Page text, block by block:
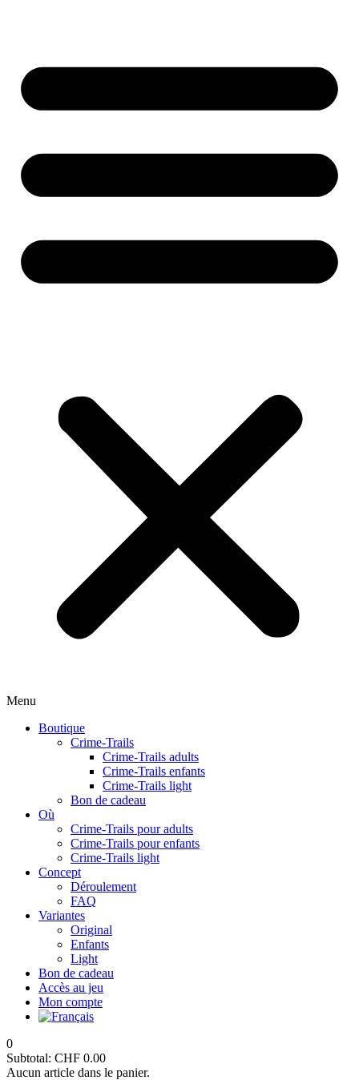
Menu
Boutique
Crime-Trails
Crime-Trails adults
Crime-Trails enfants
Crime-Trails light
Bon de cadeau
Où
Crime-Trails pour adults
Crime-Trails pour enfants
Crime-Trails light
Concept
Déroulement
FAQ
Variantes
Original
Enfants
Light
Bon de cadeau
Accès au jeu
Mon compte
0
Subtotal: CHF 0.00
Aucun article dans le panier.